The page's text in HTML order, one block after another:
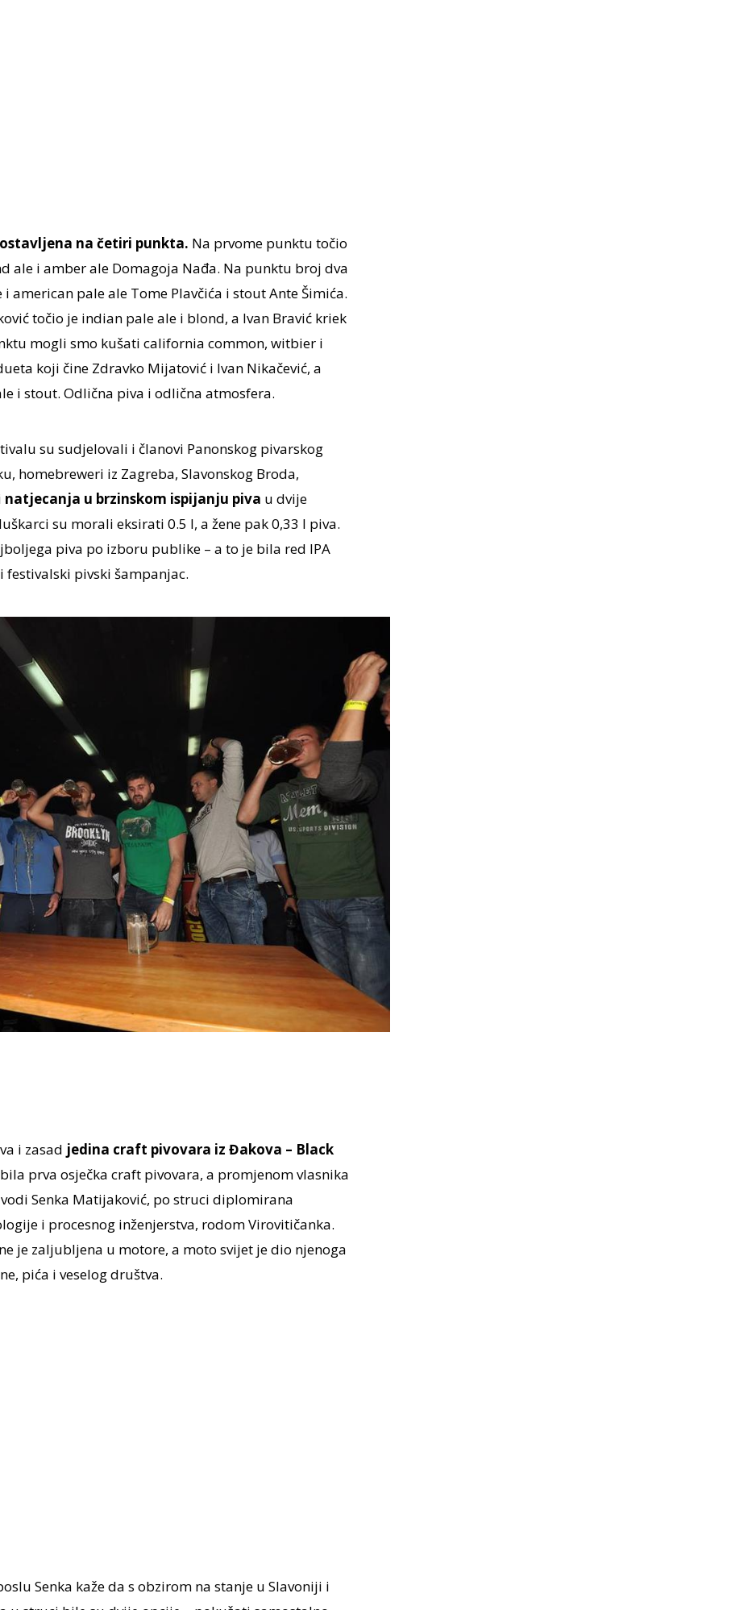
na četiri punkta. Na prvome punktu točio
ale i amber ale Domagoja Nađa. Na punktu broj dva
american pale ale Tome Plavčića i stout Ante Šimića.
točio je indian pale ale i blond, a Ivan Bravić kriek
mogli smo kušati california common, witbier i
koji čine Zdravko Mijatović i Ivan Nikačević, a
i stout. Odlična piva i odlična atmosfera.
su sudjelovali i članovi Panonskog pivarskog
homebreweri iz Zagreba, Slavonskog Broda,
natjecanja u brzinskom ispijanju piva u dvije
su morali eksirati 0.5 l, a žene pak 0,33 l piva.
piva po izboru publike – a to je bila red IPA
festivalski pivski šampanjac.
i zasad jedina craft pivovara iz Đakova – Black
prva osječka craft pivovara, a promjenom vlasnika
Senka Matijaković, po struci diplomirana
i procesnog inženjerstva, rodom Virovitičanka.
je zaljubljena u motore, a moto svijet je dio njenoga
pića i veselog društva.
Senka kaže da s obzirom na stanje u Slavoniji i